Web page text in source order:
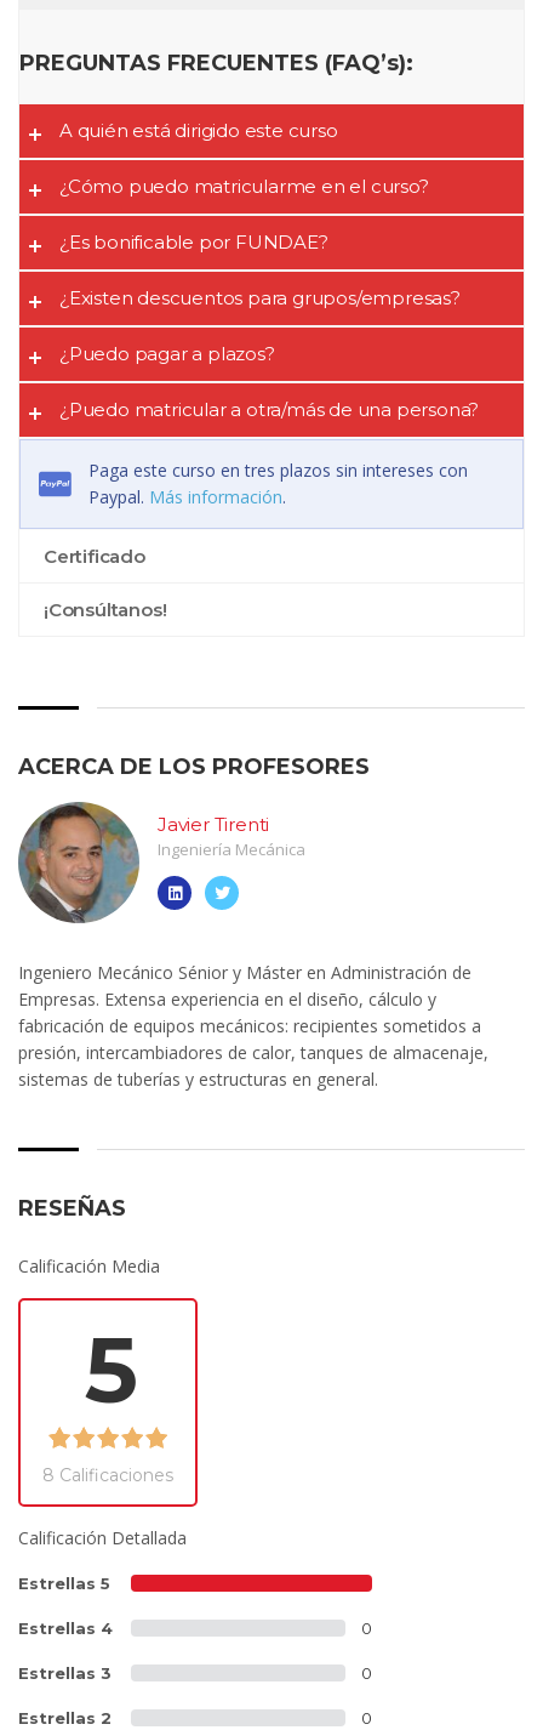
PREGUNTAS FRECUENTES (FAQ’s):
A quién está dirigido este curso
¿Cómo puedo matricularme en el curso?
¿Es bonificable por FUNDAE?
¿Existen descuentos para grupos/empresas?
¿Puedo pagar a plazos?
¿Puedo matricular a otra/más de una persona?
Paga este curso en tres plazos sin intereses con
Paypal. Más información.
Certificado
¡Consúltanos!
ACERCA DE LOS PROFESORES
Javier Tirenti
Ingeniería Mecánica
Ingeniero Mecánico Sénior y Máster en Administración de
Empresas. Extensa experiencia en el diseño, cálculo y
fabricación de equipos mecánicos: recipientes sometidos a
presión, intercambiadores de calor, tanques de almacenaje,
sistemas de tuberías y estructuras en general.
RESEÑAS
Calificación Media
5
8 Calificaciones
Calificación Detallada
Estrellas 5
Estrellas 4 0
Estrellas 3 0
Estrellas 2 0